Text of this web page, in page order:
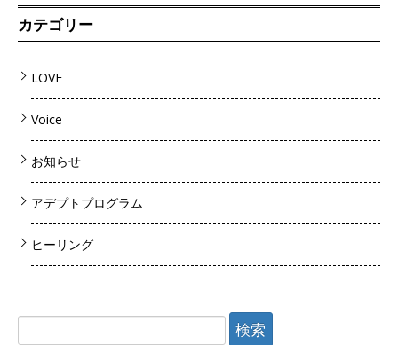
カテゴリー
LOVE
Voice
お知らせ
アデプトプログラム
ヒーリング
検